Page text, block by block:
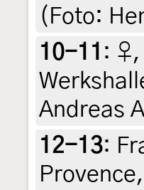
(Foto:
10-11 : ♀,
Andreas
12-13: